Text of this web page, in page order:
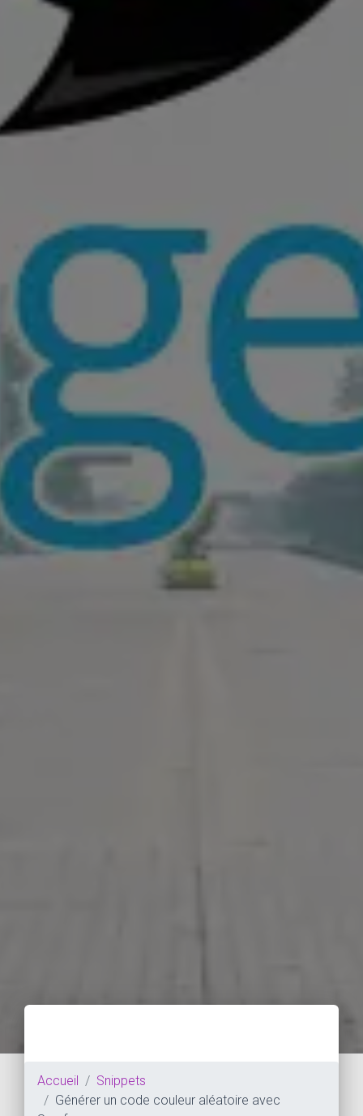
Accueil
Snippets
Générer un code couleur aléatoire avec